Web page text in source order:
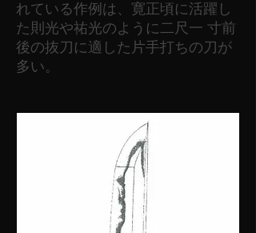
れている作例は、寛正頃に活躍し
た則光や祐光のように二尺一 寸前
後の抜刀に適した片手打ちの刀が
多い。